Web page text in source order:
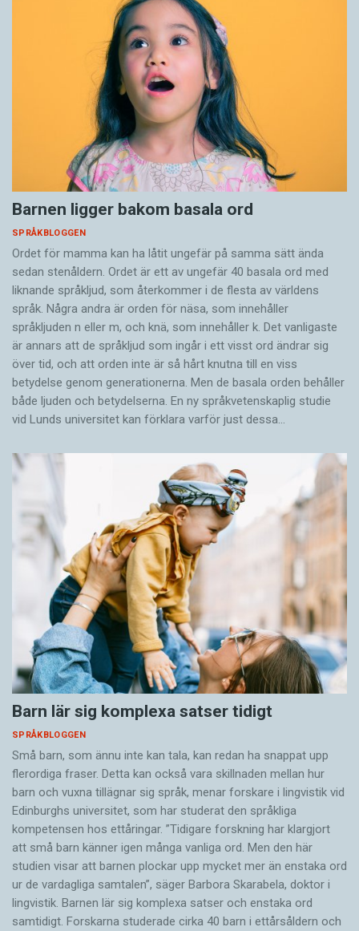
Barnen ligger bakom basala ord
SPRÅKBLOGGEN
Ordet för mamma kan ha låtit ungefär på samma sätt ända
sedan stenåldern. Ordet är ett av ungefär 40 basala ord med
liknande språkljud, som återkommer i de flesta av världens
språk. Några andra är orden för näsa, som innehåller
språkljuden n eller m, och knä, som innehåller k. Det vanligaste
är annars att de språkljud som ingår i ett visst ord ändrar sig
över tid, och att orden inte är så hårt knutna till en viss
betydelse genom generationerna. Men de basala orden behåller
både ljuden och betydelserna. En ny språkvetenskaplig studie
vid Lunds universitet kan förklara varför just dessa…
Barn lär sig komplexa satser tidigt
SPRÅKBLOGGEN
Små barn, som ännu inte kan tala, kan redan ha snappat upp
flerordiga fraser. Detta kan också vara skillnaden mellan hur
barn och vuxna tillägnar sig språk, menar forskare i lingvistik vid
Edinburghs universitet, som har studerat den språkliga
kompetensen hos ettåringar. ”Tidigare forskning har klargjort
att små barn känner igen många vanliga ord. Men den här
studien visar att barnen plockar upp mycket mer än enstaka ord
ur de vardagliga samtalen”, säger Barbora Skarabela, doktor i
lingvistik. Barnen lär sig komplexa satser och enstaka ord
samtidigt. Forskarna studerade cirka 40 barn i ettårsåldern och